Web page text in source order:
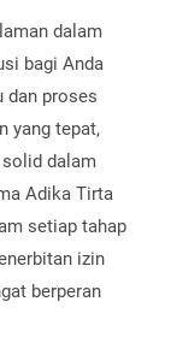
dalam
bagi Anda
dan proses
yang tepat,
solid dalam
Adika Tirta
setiap tahap
izin
berperan